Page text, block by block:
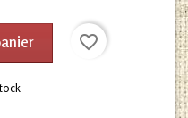
favorite_border